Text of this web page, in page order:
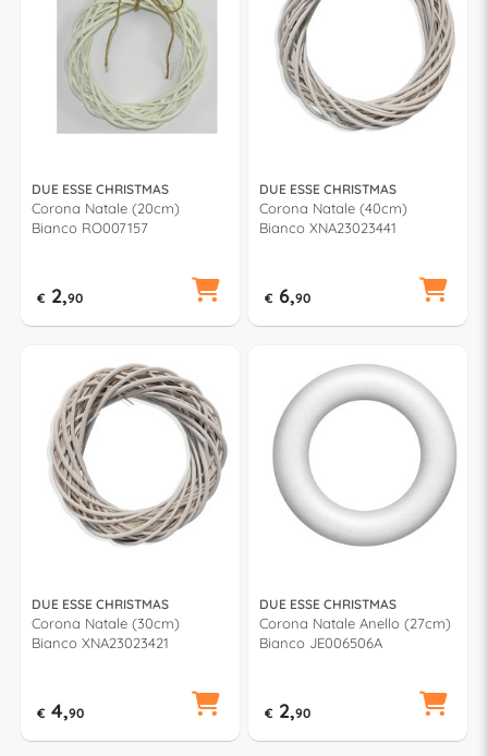
DUE ESSE CHRISTMAS
Corona Natale (20cm)
Bianco RO007157
€ 2,90
DUE ESSE CHRISTMAS
Corona Natale (40cm)
Bianco XNA23023441
€ 6,90
DUE ESSE CHRISTMAS
Corona Natale (30cm)
Bianco XNA23023421
€ 4,90
DUE ESSE CHRISTMAS
Corona Natale Anello (27cm)
Bianco JE006506A
€ 2,90